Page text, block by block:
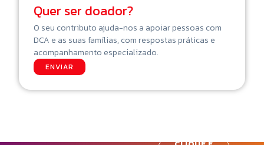
Quer ser doador?
O seu contributo ajuda-nos a apoiar pessoas com
DCA e as suas famílias, com respostas práticas e
acompanhamento especializado.
ENVIAR